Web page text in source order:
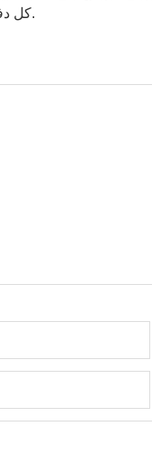
كل دفعة من السلع الواجب اختبارها قبل دخولها حيز الإنتاج.